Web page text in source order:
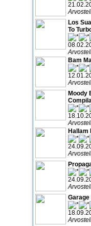
Los
To
Bam
Moody
Hallam
Garage